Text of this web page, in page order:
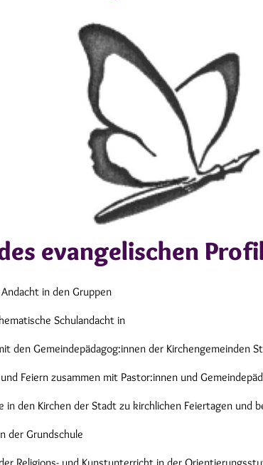
evangelischen
in den Gruppen
Schulandacht in
den Gemeindepädagog:innen der Kirchengemeinden
Feiern zusammen mit Pastor:innen und
in den Kirchen der Stadt zu kirchlichen Feiertagen und
der Grundschule